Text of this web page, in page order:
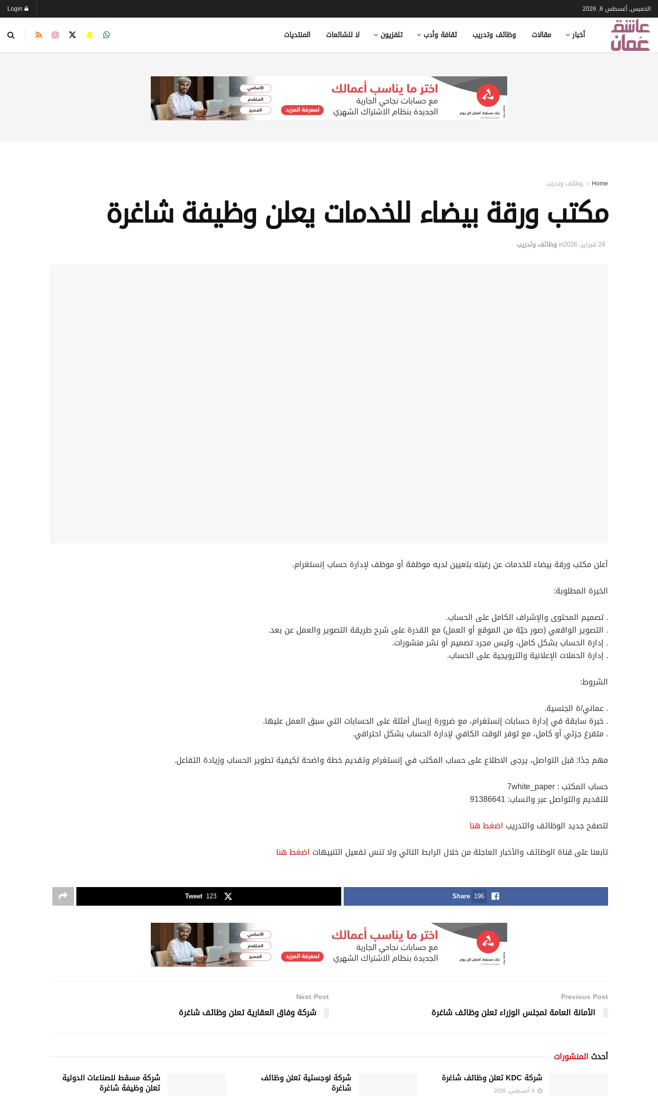
الخميس, أغسطس 6, 2026
أخبار مقالات وظائف وتدريب ثقافة وأدب تلفزيون لا للشائعات المنتديات
Home وظائف وتدريب
مكتب ورقة بيضاء للخدمات يعلن وظيفة شاغرة
24 فبراير، 2026 in وظائف وتدريب
أعلن مكتب ورقة بيضاء للخدمات عن رغبته بتعيين لديه موظفة أو موظف لإدارة حساب إنستغرام.
الخبرة المطلوبة:
. تصميم المحتوى والإشراف الكامل على الحساب.
. التصوير الواقعي (صور حيّة من الموقع أو العمل) مع القدرة على شرح طريقة التصوير والعمل عن بعد.
. إدارة الحساب بشكل كامل، وليس مجرد تصميم أو نشر منشورات.
. إدارة الحملات الإعلانية والترويجية على الحساب.
الشروط:
. عماني/ة الجنسية.
. خبرة سابقة في إدارة حسابات إنستغرام، مع ضرورة إرسال أمثلة على الحسابات التي سبق العمل عليها.
. متفرغ جزئي أو كامل، مع توفر الوقت الكافي لإدارة الحساب بشكل احترافي.
مهم جدًا: قبل التواصل، يرجى الاطلاع على حساب المكتب في إنستغرام وتقديم خطة واضحة لكيفية تطوير الحساب وزيادة التفاعل.
حساب المكتب : 7white_paper
للتقديم والتواصل عبر واتساب: 91386641
لتصفح جديد الوظائف والتدريب اضغط هنا
تابعنا على قناة الوظائف والأخبار العاجلة من خلال الرابط التالي ولا تنسَ تفعيل التنبيهات اضغط هنا
Share 196
Tweet 123
Previous Post
الأمانة العامة لمجلس الوزراء تعلن وظائف شاغرة
Next Post
شركة وفاق العقارية تعلن وظائف شاغرة
أحدث المنشورات
شركة KDC تعلن وظائف شاغرة شركة لوجستية تعلن وظائف
شاغرة
شركة مسقط للصناعات الدولية
تعلن وظيفة شاغرة